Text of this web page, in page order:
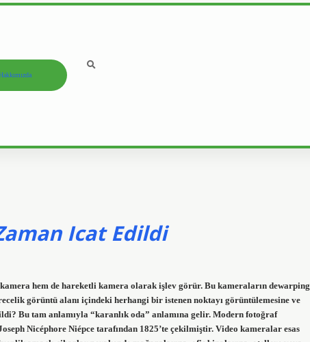
Icat Edildi
hem de hareketli kamera olarak işlev görür. Bu kameraların dewarping
görüntü alanı içindeki herhangi bir istenen noktayı görüntülemesine ve
Bu tam anlamıyla “karanlık oda” anlamına gelir. Modern fotoğraf
Nicéphore Niépce tarafından 1825’te çekilmiştir. Video kameralar esas